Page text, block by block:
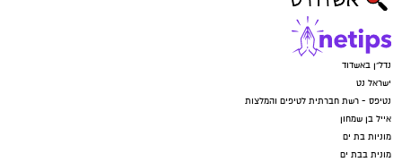
נדל"ן באשדוד
ישראל נט
נטיפס - רשת חברתית לטיפים והמלצות
אייל בן שמחון
מוניות בת ים
מונית בבת ים